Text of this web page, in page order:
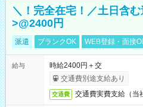
＼！完全在宅！／土日含
>@2400円
派遣 ブランクOK WEB登録・面接
給与
時給2400円＋交
交通費別途支給あり
交通費 交通費実費支給（当